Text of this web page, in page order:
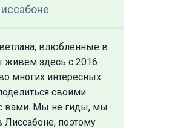
влюбленные в
здесь с 2016
многих интересных
своими
вами. Мы не гиды, мы
поэтому